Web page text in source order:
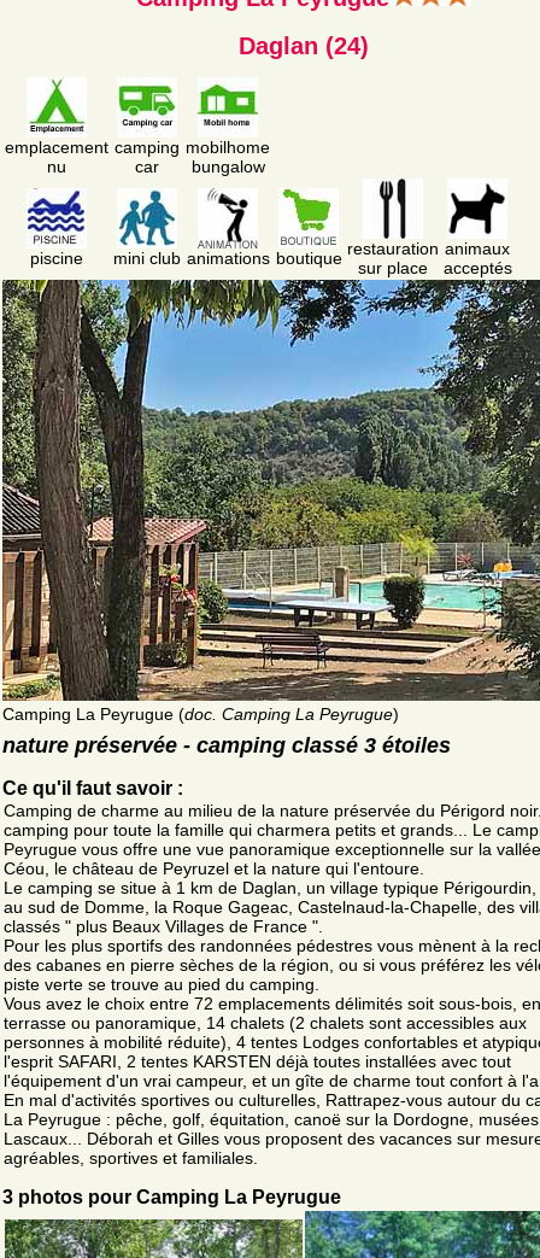
Daglan (24)
emplacement
nu
camping
car
mobilhome
bungalow
piscine mini club animations boutique restauration
sur place
animaux
acceptés
Camping La Peyrugue (doc. Camping La Peyrugue)
nature préservée - camping classé 3 étoiles
Ce qu'il faut savoir :
Camping de charme au milieu de la nature préservée du Périgord
camping pour toute la famille qui charmera petits et grands... Le
Peyrugue vous offre une vue panoramique exceptionnelle sur la
Céou, le château de Peyruzel et la nature qui l'entoure.
Le camping se situe à 1 km de Daglan, un village typique
au sud de Domme, la Roque Gageac, Castelnaud-la-Chapelle, des
classés " plus Beaux Villages de France ".
Pour les plus sportifs des randonnées pédestres vous mènent à la
des cabanes en pierre sèches de la région, ou si vous préférez les
piste verte se trouve au pied du camping.
Vous avez le choix entre 72 emplacements délimités soit sous-bois, en
terrasse ou panoramique, 14 chalets (2 chalets sont accessibles aux
personnes à mobilité réduite), 4 tentes Lodges confortables et
l'esprit SAFARI, 2 tentes KARSTEN déjà toutes installées avec tout
l'équipement d'un vrai campeur, et un gîte de charme tout confort à
En mal d'activités sportives ou culturelles, Rattrapez-vous autour du
La Peyrugue : pêche, golf, équitation, canoë sur la Dordogne,
Lascaux... Déborah et Gilles vous proposent des vacances sur
agréables, sportives et familiales.
3 photos pour Camping La Peyrugue